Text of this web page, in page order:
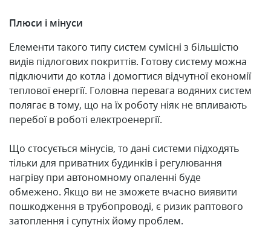
Плюси і мінуси
Елементи такого типу систем сумісні з більшістю
видів підлогових покриттів. Готову систему можна
підключити до котла і домогтися відчутної економії
теплової енергії. Головна перевага водяних систем
полягає в тому, що на їх роботу ніяк не впливають
перебої в роботі електроенергії.
Що стосується мінусів, то дані системи підходять
тільки для приватних будинків і регулювання
нагріву при автономному опаленні буде
обмежено. Якщо ви не зможете вчасно виявити
пошкодження в трубопроводі, є ризик раптового
затоплення і супутніх йому проблем.